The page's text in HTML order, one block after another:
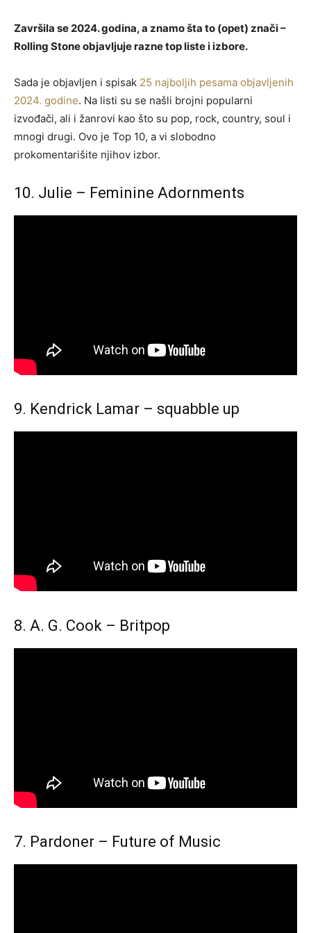
Završila se 2024. godina, a znamo šta to (opet) znači –
Rolling Stone objavljuje razne top liste i izbore.
Sada je objavljen i spisak 25 najboljih pesama objavljenih
2024. godine. Na listi su se našli brojni popularni
izvođači, ali i žanrovi kao što su pop, rock, country, soul i
mnogi drugi. Ovo je Top 10, a vi slobodno
prokomentarišite njihov izbor.
10. Julie – Feminine Adornments
9. Kendrick Lamar – squabble up
8. A. G. Cook – Britpop
7. Pardoner – Future of Music